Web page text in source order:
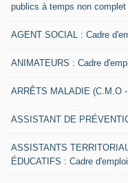
publics à temps non complet
AGENT SOCIAL : Cadre
ANIMATEURS : Cadre
ARRÊTS MALADIE (C.M.O
ASSISTANT DE
ASSISTANTS
ÉDUCATIFS : Cadre